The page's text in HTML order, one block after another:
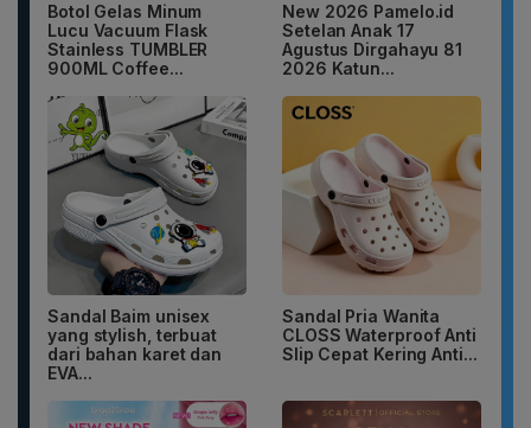
Botol Gelas Minum
Lucu Vacuum Flask
Stainless TUMBLER
900ML Coffee...
New 2026 Pamelo.id
Setelan Anak 17
Agustus Dirgahayu 81
2026 Katun...
Sandal Baim unisex
yang stylish, terbuat
dari bahan karet dan
EVA...
Sandal Pria Wanita
CLOSS Waterproof Anti
Slip Cepat Kering Anti...